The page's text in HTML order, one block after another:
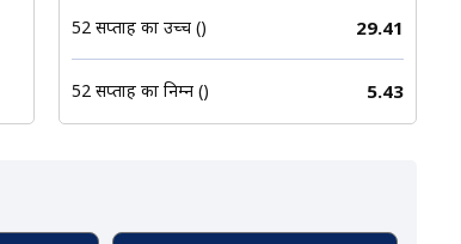
52 सप्ताह का उच्च (₹) 29.41
52 सप्ताह का निम्न (₹) 5.43